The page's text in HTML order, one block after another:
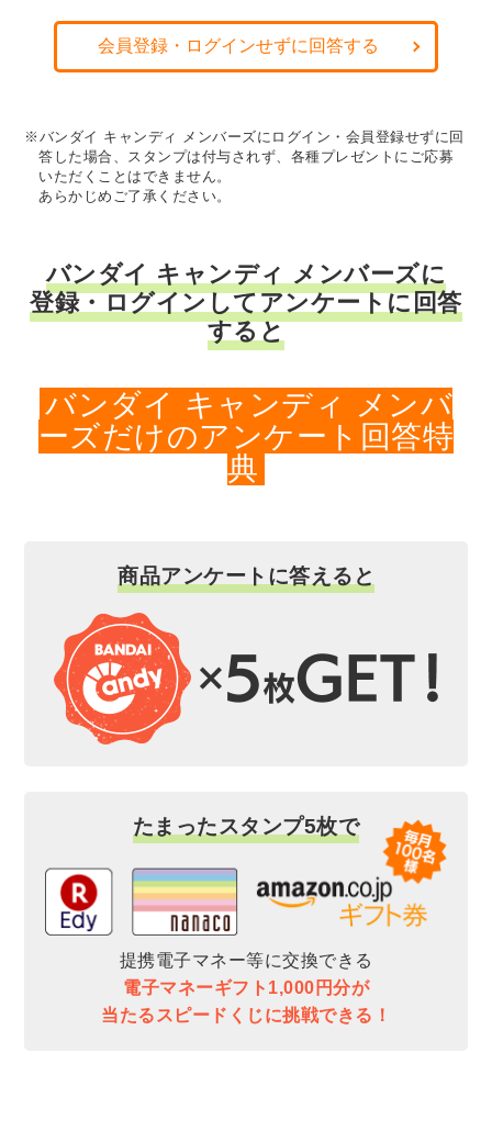
会員登録・ログインせずに回答する
※バンダイ キャンディ メンバーズにログイン・会員登録せずに回
答した場合、スタンプは付与されず、各種プレゼントにご応募
いただくことはできません。
あらかじめご了承ください。
バンダイ キャンディ メンバーズに
登録・ログインしてアンケートに回答
すると
バンダイ キャンディ メンバ
ーズだけのアンケート回答特
典
商品アンケートに答えると
たまったスタンプ5枚で
提携電子マネー等に交換できる
電子マネーギフト1,000円分が
当たるスピードくじに挑戦できる！